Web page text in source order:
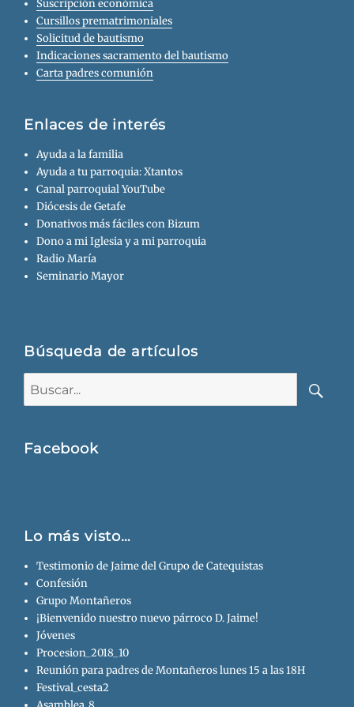
Suscripción económica
Cursillos prematrimoniales
Solicitud de bautismo
Indicaciones sacramento del bautismo
Carta padres comunión
Enlaces de interés
Ayuda a la familia
Ayuda a tu parroquia: Xtantos
Canal parroquial YouTube
Diócesis de Getafe
Donativos más fáciles con Bizum
Dono a mi Iglesia y a mi parroquia
Radio María
Seminario Mayor
Búsqueda de artículos
Facebook
Lo más visto…
Testimonio de Jaime del Grupo de Catequistas
Confesión
Grupo Montañeros
¡Bienvenido nuestro nuevo párroco D. Jaime!
Jóvenes
Procesion_2018_10
Reunión para padres de Montañeros lunes 15 a las 18H
Festival_cesta2